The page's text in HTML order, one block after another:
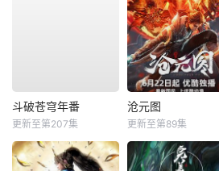
斗破苍穹年番
更新至第207集
沧元图
更新至第89集